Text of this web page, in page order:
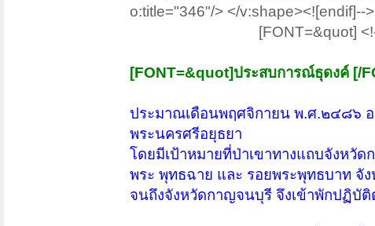
o:title="346"/> </v:shape><![endif]--
[FONT=&quot]
[FONT=&quot]ประสบการณ์ธุดงค์ [/
ประมาณเดือนพฤศจิกายน พ.ศ.๒๔๘๖ อ
พระนครศรีอยุธยา
โดยมีเป้าหมายที่ป่าเขาทางแถบจังหวั
พระ พุทธฉาย และ รอยพระพุทธบาท จั
จนถึงจังหวัดกาญจนบุรี จึงเข้าพักปฏิบัติ